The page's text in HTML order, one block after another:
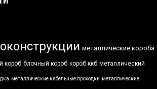
металлические короба
короб блочный короб короб ккб металлический
металлические кабельные проходки металлические